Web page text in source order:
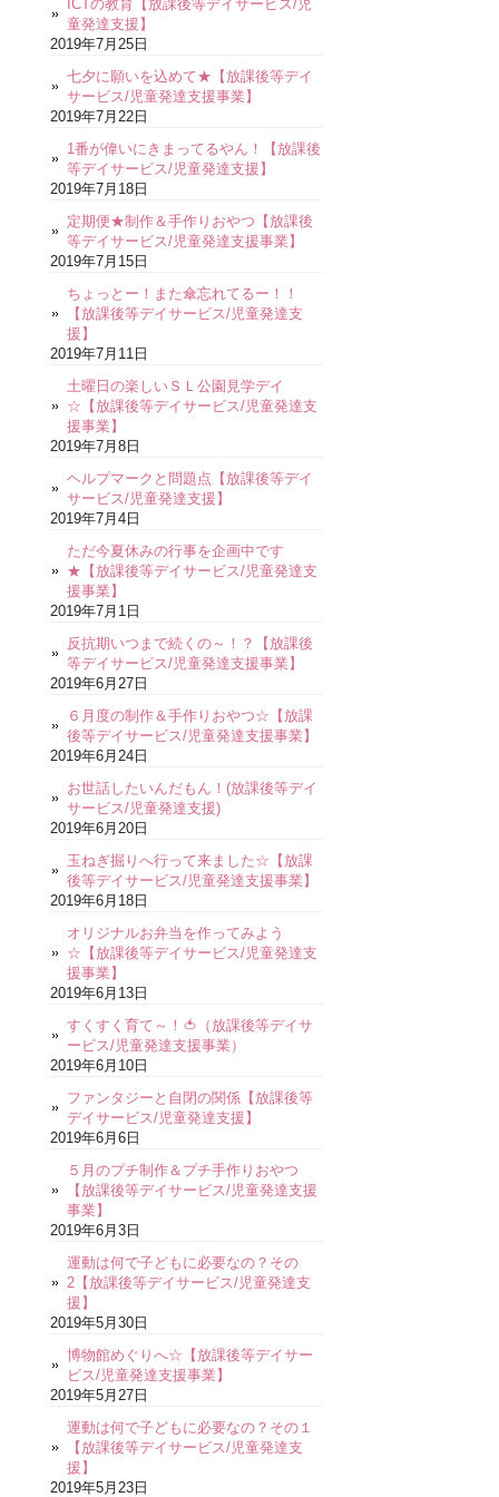
ICTの教育【放課後等デイサービス/児
童発達支援】
2019年7月25日
七夕に願いを込めて★【放課後等デイ
サービス/児童発達支援事業】
2019年7月22日
1番が偉いにきまってるやん！【放課後
等デイサービス/児童発達支援】
2019年7月18日
定期便★制作＆手作りおやつ【放課後
等デイサービス/児童発達支援事業】
2019年7月15日
ちょっとー！また傘忘れてるー！！
【放課後等デイサービス/児童発達支
援】
2019年7月11日
土曜日の楽しいＳＬ公園見学デイ
☆【放課後等デイサービス/児童発達支
援事業】
2019年7月8日
ヘルプマークと問題点【放課後等デイ
サービス/児童発達支援】
2019年7月4日
ただ今夏休みの行事を企画中です
★【放課後等デイサービス/児童発達支
援事業】
2019年7月1日
反抗期いつまで続くの～！？【放課後
等デイサービス/児童発達支援事業】
2019年6月27日
６月度の制作＆手作りおやつ☆【放課
後等デイサービス/児童発達支援事業】
2019年6月24日
お世話したいんだもん！(放課後等デイ
サービス/児童発達支援)
2019年6月20日
玉ねぎ掘りへ行って来ました☆【放課
後等デイサービス/児童発達支援事業】
2019年6月18日
オリジナルお弁当を作ってみよう
☆【放課後等デイサービス/児童発達支
援事業】
2019年6月13日
すくすく育て～！🍅（放課後等デイサ
ービス/児童発達支援事業）
2019年6月10日
ファンタジーと自閉の関係【放課後等
デイサービス/児童発達支援】
2019年6月6日
５月のプチ制作＆プチ手作りおやつ
【放課後等デイサービス/児童発達支援
事業】
2019年6月3日
運動は何で子どもに必要なの？その
2【放課後等デイサービス/児童発達支
援】
2019年5月30日
博物館めぐりへ☆【放課後等デイサー
ビス/児童発達支援事業】
2019年5月27日
運動は何で子どもに必要なの？その１
【放課後等デイサービス/児童発達支
援】
2019年5月23日